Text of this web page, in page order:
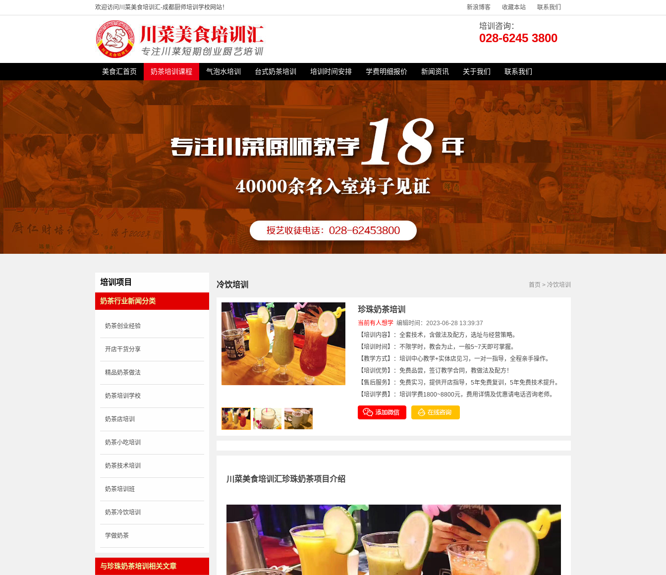
新浪博客 收藏本站 联系我们
欢迎访问川菜美食培训汇-成都厨师培训学校网站！
培训咨询：
028-6245 3800
美食汇首页 奶茶培训课程 气泡水培训 台式奶茶培训 培训时间安排 学费明细报价 新闻资讯 关于我们 联系我们
培训项目
奶茶行业新闻分类
奶茶创业经验
开店干货分享
精品奶茶做法
奶茶培训学校
奶茶店培训
奶茶小吃培训
奶茶技术培训
奶茶培训班
奶茶冷饮培训
学做奶茶
与珍珠奶茶培训相关文章
首页 > 冷饮培训
冷饮培训
珍珠奶茶培训
当前有人想学 编辑时间：2023-06-28 13:39:37
【培训内容】：全套技术，含做法及配方，选址与经营策略。
【培训时间】：不限学时，教会为止，一般5~7天即可掌握。
【教学方式】：培训中心教学+实体店见习，一对一指导，全程亲手操作。
【培训优势】：免费品尝，签订教学合同，教做法及配方！
【售后服务】：免费实习，提供开店指导，5年免费复训，5年免费技术提升。
【培训学费】：培训学费1800~8800元，费用详情及优惠请电话咨询老师。
川菜美食培训汇珍珠奶茶项目介绍